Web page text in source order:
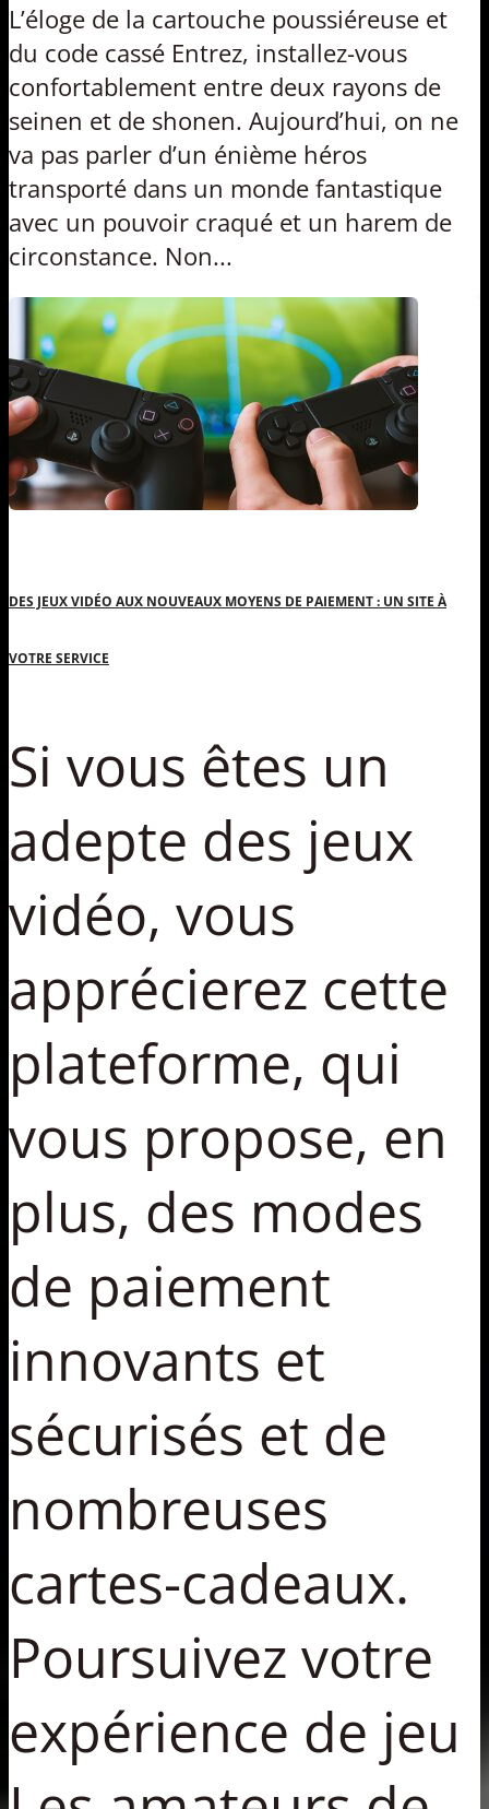
L’éloge de la cartouche poussiéreuse et
du code cassé Entrez, installez-vous
confortablement entre deux rayons de
seinen et de shonen. Aujourd’hui, on ne
va pas parler d’un énième héros
transporté dans un monde fantastique
avec un pouvoir craqué et un harem de
circonstance. Non...
DES JEUX VIDÉO AUX NOUVEAUX MOYENS DE PAIEMENT : UN SITE À
VOTRE SERVICE
Si vous êtes un
adepte des jeux
vidéo, vous
apprécierez cette
plateforme, qui
vous propose, en
plus, des modes
de paiement
innovants et
sécurisés et de
nombreuses
cartes-cadeaux.
Poursuivez votre
expérience de jeu